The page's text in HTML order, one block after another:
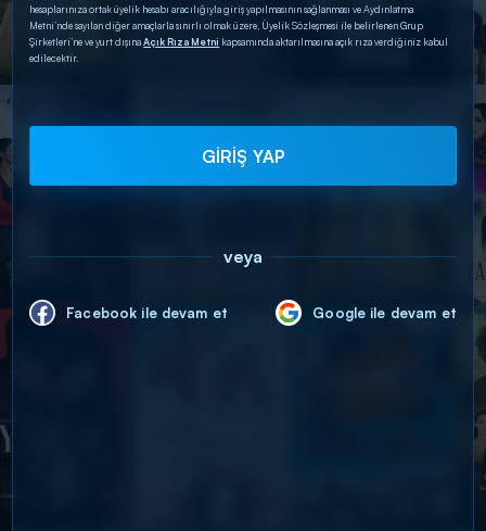
hesaplarınıza ortak üyelik hesabı aracılığıyla giriş yapılmasının sağlanması ve Aydınlatma
Metni’nde sayılan diğer amaçlarla sınırlı olmak üzere, Üyelik Sözleşmesi ile belirlenen Grup
Şirketleri’ne ve yurt dışınaAçık Rıza Metni kapsamında aktarılmasına açık rıza verdiğiniz kabul
edilecektir.
GİRİŞ YAP
veya
Facebook ile devam et Google ile devam et